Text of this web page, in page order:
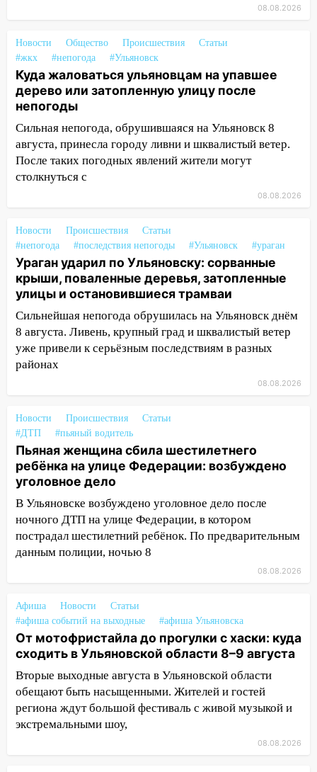
упавшее дерево или затопленную улицу
13:59
В Новом городе ураганным
ветром сорвало опалубку со
строящегося дома
13:54 В мэрии Ульяновска рассказали,
как устраняют последствия мощного
шторма
13:49 Стихия продолжает крушить
Ульяновск: дерево рухнуло на дом на
13:47
На Нижней Террасе мощным
ветром вырвало дерево с корнем
13:46 Сильный ветер сорвал крышу с
СТО на проспекте Созидателей
13:35
Непогода продолжает бить по
транспорту: в Ульяновске трамвай
сошёл с рельсов
13:22
закончится сегодня: сильные ливни
сохранятся 9 августа
13:15 Трижды «брал в долг» без спроса:
житель Вешкаймского района похитил у
знакомого 191 тысячу рублей
13:14 Ураган оторвал светофор на
проспекте Филатова в Ульяновске
13:12
Дерево пробило крышу дома на
Новгородской в Ульяновске и рухнуло
13:10 В Заволжском районе дерево
упало во дворе
13:08 Ураган ударил по Ульяновску:
сорванные крыши, поваленные деревья,
затопленные улицы и остановившиеся
трамваи
12:17
Ульяновск накрыл крупный град:
после ливня город снова уходит под
08.08.2026
Новости Общество Происшествия
Статьи
#жкх
#непогода #Ульяновск
Куда жаловаться ульяновцам на упавшее
дерево или затопленную улицу после
непогоды
Сильная непогода, обрушившаяся на Ульяновск 8
августа, принесла городу ливни и шквалистый ветер.
После таких погодных явлений жители могут
столкнуться с
08.08.2026
Новости Происшествия
Статьи
#непогода
#последствия непогоды #Ульяновск #ураган
Ураган ударил по Ульяновску: сорванные
крыши, поваленные деревья, затопленные
улицы и остановившиеся трамваи
Сильнейшая непогода обрушилась на Ульяновск днём
8 августа. Ливень, крупный град и шквалистый ветер
уже привели к серьёзным последствиям в разных
районах
08.08.2026
Новости Происшествия
Статьи
#ДТП
#пьяный водитель
Пьяная женщина сбила шестилетнего
ребёнка на улице Федерации: возбуждено
уголовное дело
В Ульяновске возбуждено уголовное дело после
ночного ДТП на улице Федерации, в котором
пострадал шестилетний ребёнок. По предварительным
данным полиции, ночью 8
08.08.2026
Афиша Новости
Статьи
#афиша событий на выходные
#афиша Ульяновска
От мотофристайла до прогулки с хаски: куда
сходить в Ульяновской области 8–9 августа
Вторые выходные августа в Ульяновской области
обещают быть насыщенными. Жителей и гостей
региона ждут большой фестиваль с живой музыкой и
экстремальными шоу,
08.08.2026